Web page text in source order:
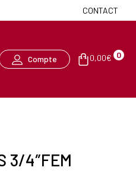
CONTACT
Compte 0,00€ 0
3/4″FEM